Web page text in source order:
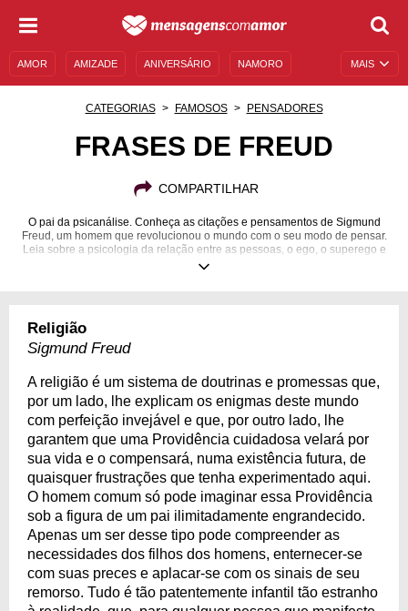
MAIS
AMOR AMIZADE ANIVERSÁRIO NAMORO
CATEGORIAS FAMOSOS PENSADORES
FRASES DE FREUD
COMPARTILHAR
O pai da psicanálise. Conheça as citações e pensamentos de Sigmund
Freud, um homem que revolucionou o mundo com o seu modo de pensar.
Leia sobre a psicologia da relação entre as pessoas, o ego, o superego e
diversas teorias e ideias.
Religião
Sigmund Freud
A religião é um sistema de doutrinas e promessas que,
por um lado, lhe explicam os enigmas deste mundo
com perfeição invejável e que, por outro lado, lhe
garantem que uma Providência cuidadosa velará por
sua vida e o compensará, numa existência futura, de
quaisquer frustrações que tenha experimentado aqui.
O homem comum só pode imaginar essa Providência
sob a figura de um pai ilimitadamente engrandecido.
Apenas um ser desse tipo pode compreender as
necessidades dos filhos dos homens, enternecer-se
com suas preces e aplacar-se com os sinais de seu
remorso. Tudo é tão patentemente infantil tão estranho